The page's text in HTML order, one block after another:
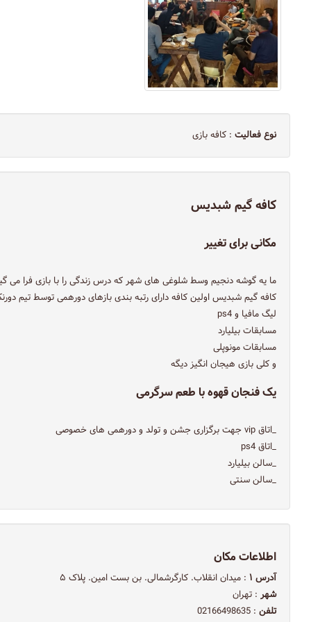
نوع فعالیت : کافه بازی
کافه گیم شبدیس
مکانی برای تغییر
ما یه گوشه دنجیم وسط شلوغی های شهر که درس زندگی را با بازی فرا می
کافه گیم شبدیس اولین کافه دارای رتبه بندی بازهای دورهمی توسط تیم
لیگ مافیا و ps4
مسابقات بیلیارد
مسابقات مونوپلی
و کلی بازی هیجان انگیز دیگه
یک فنجان قهوه با طعم سرگرمی
_اتاق vip جهت برگزاری جشن و تولد و دورهمی های خصوصی
_اتاق ps4
_سالن بیلیارد
_سالن سنتی
اطلاعات مکان
آدرس ۱
: میدان انقلاب. کارگرشمالی. بن بست امین. پلاک ۵
شهر : تهران
تلفن : 02166498635